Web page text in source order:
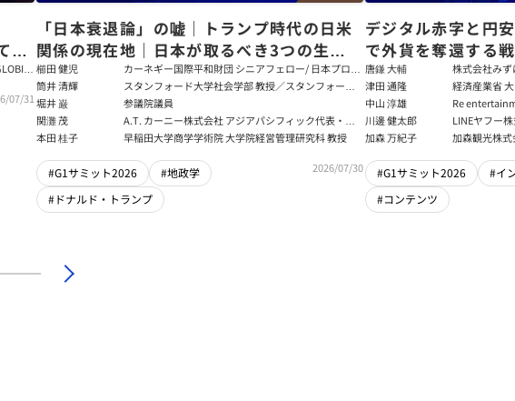
も
07/31
「日本衰退論」の嘘｜トランプ時代の日米
関係の現在地｜日本が取るべき3つの生存
戦略【櫛田健児×関灘茂×堀井巌×筒井清
輝】
櫛田 健児
カーネギー国際平和財団 シニアフェロー/ 日本プログ
ラムディレクター
筒井 清輝
スタンフォード大学社会学部 教授／スタンフォード
大学アジア太平洋研究センター 所長／東京財団 名誉
フェロー
堀井 巌
参議院議員
関灘 茂
A.T. カーニー株式会社 アジアパシフィック代表・日
本法人会長
本田 桂子 早稲田大学商学学術院 大学院経営管理研究科 教授
#G1サミット2026
#地政学
#ドナルド・トランプ
2026/07/30
デジタル赤字と円
で外貨を奪還する
る真の条件
唐鎌 大輔
株式会社み
ト
津田 通隆
経済産業省
デジタル経
報処理推進
センター 情
任者
中山 淳雄
Re
講師／Plott
川邊 健太郎
LINEヤフー
加森 万紀子
加森観光株式
#G1サミット2026
#イ
#コンテンツ